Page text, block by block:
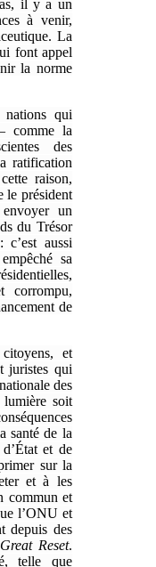
il y a un
à venir,
La
font appel
la norme
qui
comme la
des
ratification
raison,
le président
un
du Trésor
c’est aussi
sa
corrompu,
de
et
juristes qui
des
lumière soit
santé de la
et de
sur la
et à les
commun et
l’ONU et
depuis des
Great Reset.
telle que